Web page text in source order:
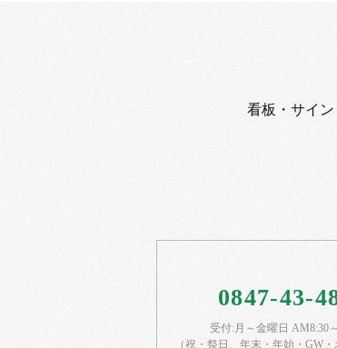
看板・サイ
0847-43-
受付:月～金曜日 AM8:30
（祝・祭日、年末・年始・GW・